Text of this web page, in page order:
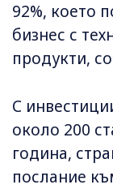
92%, което
бизнес с
продукти,
С
около 200
година,
послание